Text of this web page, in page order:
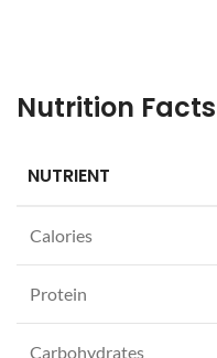
NUTRIENT
Calories
Protein
Carbohydrates
Facebook
YouTube